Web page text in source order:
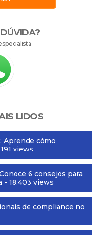
LIDOS
Aprende cómo
views
6 consejos para
- 18.403 views
de compliance no